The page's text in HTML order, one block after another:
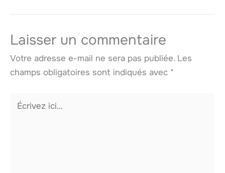
Laisser un commentaire
Votre adresse e-mail ne sera pas publiée. Les
champs obligatoires sont indiqués avec *
Écrivez